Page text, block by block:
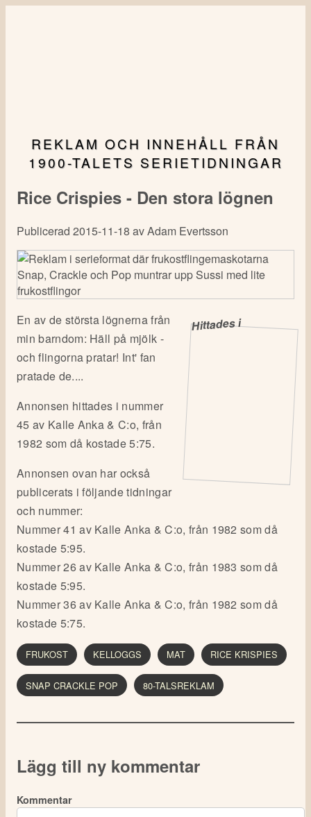
REKLAM OCH INNEHÅLL FRÅN
1900-TALETS SERIETIDNINGAR
Rice Crispies - Den stora lögnen
Publicerad 2015-11-18 av Adam Evertsson
Hittades i
En av de största lögnerna från
min barndom: Häll på mjölk -
och flingorna pratar! Int' fan
pratade de....
Annonsen hittades i nummer
45 av Kalle Anka & C:o, från
1982 som då kostade 5:75.
Annonsen ovan har också
publicerats i följande tidningar
och nummer:
Nummer 41 av Kalle Anka & C:o, från 1982 som då
kostade 5:95.
Nummer 26 av Kalle Anka & C:o, från 1983 som då
kostade 5:95.
Nummer 36 av Kalle Anka & C:o, från 1982 som då
kostade 5:75.
FRUKOST KELLOGGS MAT RICE KRISPIES
SNAP CRACKLE POP 80-TALSREKLAM
Lägg till ny kommentar
Kommentar